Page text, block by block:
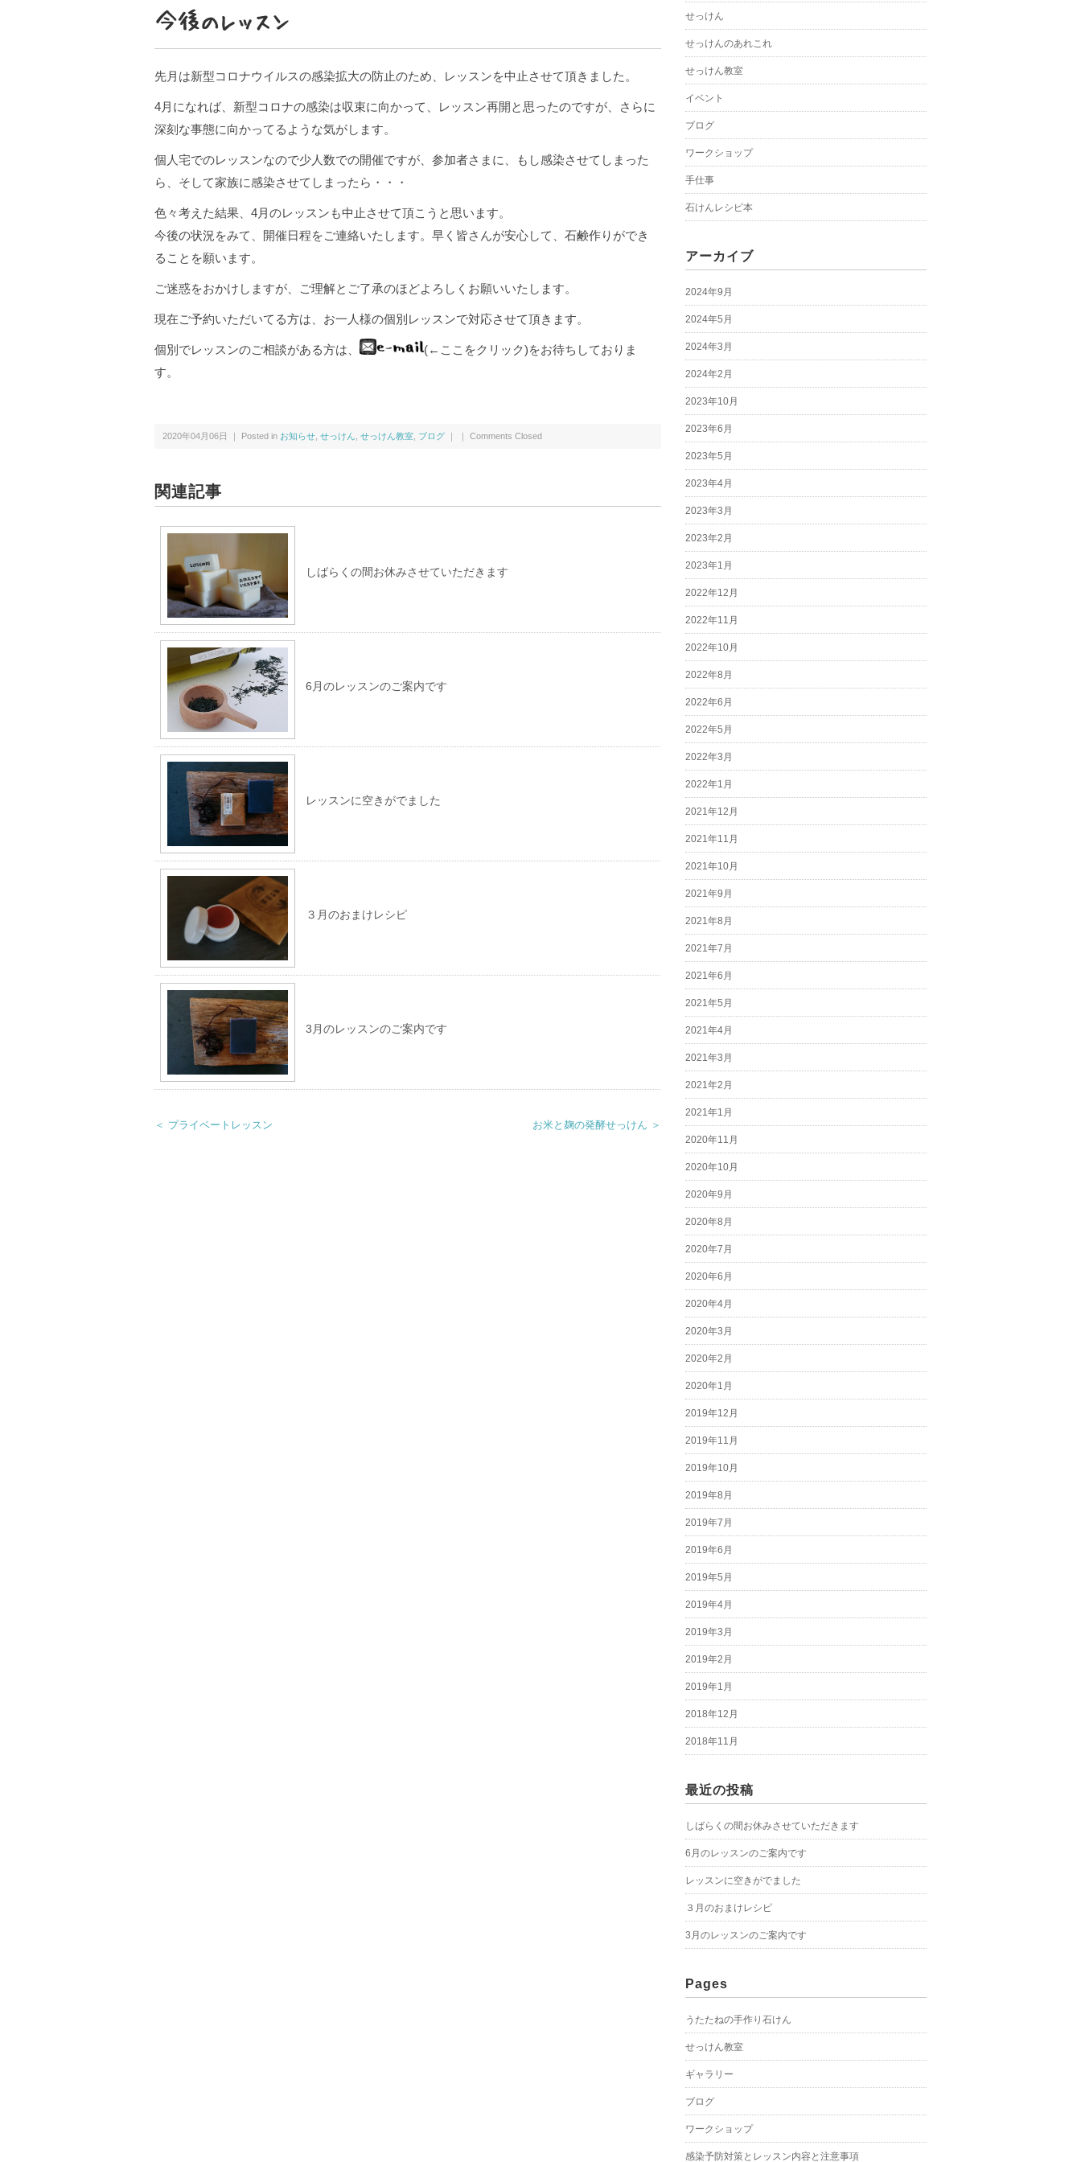
今後のレッスン
先月は新型コロナウイルスの感染拡大の防止のため、レッスンを中止させて頂きました。
4月になれば、新型コロナの感染は収束に向かって、レッスン再開と思ったのですが、さらに
深刻な事態に向かってるような気がします。
個人宅でのレッスンなので少人数での開催ですが、参加者さまに、もし感染させてしまった
ら、そして家族に感染させてしまったら・・・
色々考えた結果、4月のレッスンも中止させて頂こうと思います。
今後の状況をみて、開催日程をご連絡いたします。早く皆さんが安心して、石鹸作りができ
ることを願います。
ご迷惑をおかけしますが、ご理解とご了承のほどよろしくお願いいたします。
現在ご予約いただいてる方は、お一人様の個別レッスンで対応させて頂きます。
個別でレッスンのご相談がある方は、
(←ここをクリック)をお待ちしておりま
す。
2020年04月06日 ｜ Posted in お知らせ せっけん せっけん教室 ブログ ｜ ｜ Comments Closed
関連記事
しばらくの間お休みさせていただきます
6月のレッスンのご案内です
レッスンに空きがでました
３月のおまけレシピ
3月のレッスンのご案内です
＜ プライベートレッスン お米と麹の発酵せっけん ＞
せっけん
せっけんのあれこれ
せっけん教室
イベント
ブログ
ワークショップ
手仕事
石けんレシピ本
アーカイブ
2024年9月
2024年5月
2024年3月
2024年2月
2023年10月
2023年6月
2023年5月
2023年4月
2023年3月
2023年2月
2023年1月
2022年12月
2022年11月
2022年10月
2022年8月
2022年6月
2022年5月
2022年3月
2022年1月
2021年12月
2021年11月
2021年10月
2021年9月
2021年8月
2021年7月
2021年6月
2021年5月
2021年4月
2021年3月
2021年2月
2021年1月
2020年11月
2020年10月
2020年9月
2020年8月
2020年7月
2020年6月
2020年4月
2020年3月
2020年2月
2020年1月
2019年12月
2019年11月
2019年10月
2019年8月
2019年7月
2019年6月
2019年5月
2019年4月
2019年3月
2019年2月
2019年1月
2018年12月
2018年11月
最近の投稿
しばらくの間お休みさせていただきます
6月のレッスンのご案内です
レッスンに空きがでました
３月のおまけレシピ
3月のレッスンのご案内です
Pages
うたたねの手作り石けん
せっけん教室
ギャラリー
ブログ
ワークショップ
感染予防対策とレッスン内容と注意事項